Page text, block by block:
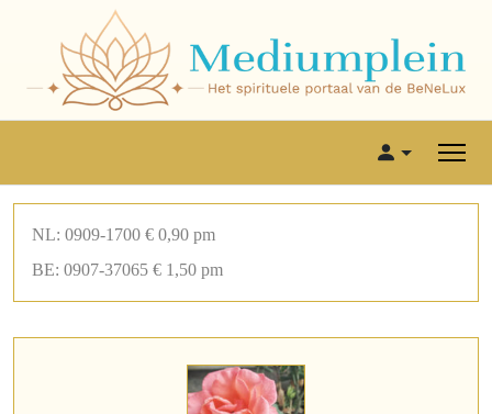
NL: 0909-1700 € 0,90 pm
BE: 0907-37065 € 1,50 pm